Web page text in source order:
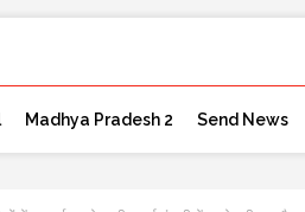
Madhya Pradesh 2 Send News